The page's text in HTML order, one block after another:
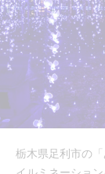
栃木県足利市の